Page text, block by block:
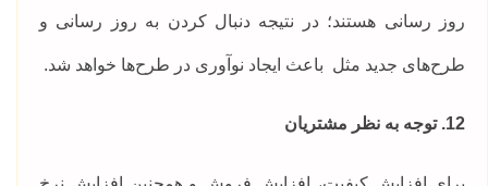
روز رسانی هستند؛ در نتیجه دنبال کردن به روز رسانی و
طرح‌های جدید مثل باعث ایجاد نوآوری در طرح‌ها خواهد شد.
12. توجه به نظر مشتریان